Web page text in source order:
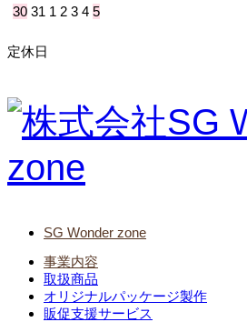
30 31 1 2 3 4 5
定休日
SG Wonder zone
事業内容
取扱商品
オリジナルパッケージ製作
販促支援サービス